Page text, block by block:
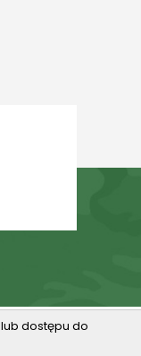
stron Toruń
dostępu do